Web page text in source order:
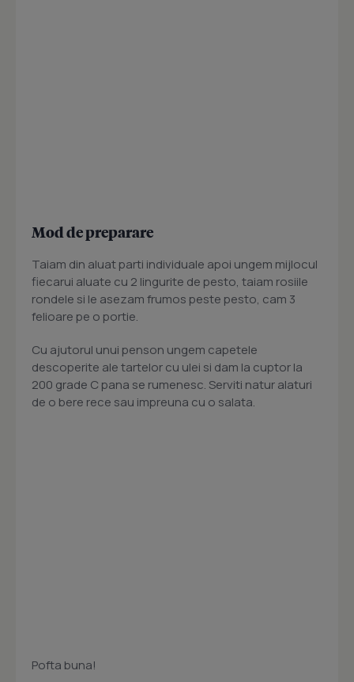
Mod de preparare
Taiam din aluat parti individuale apoi ungem mijlocul
fiecarui aluate cu 2 lingurite de pesto, taiam rosiile
rondele si le asezam frumos peste pesto, cam 3
felioare pe o portie.
Cu ajutorul unui penson ungem capetele
descoperite ale tartelor cu ulei si dam la cuptor la
200 grade C pana se rumenesc. Serviti natur alaturi
de o bere rece sau impreuna cu o salata.
Pofta buna!